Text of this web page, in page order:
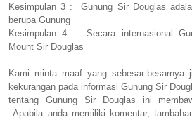
Kesimpulan 3 : Gunung Sir Douglas
berupa Gunung
Kesimpulan 4 : Secara internasional
Mount Sir Douglas
Kami minta maaf yang sebesar-besarnya
kekurangan pada informasi Gunung Sir
tentang Gunung Sir Douglas ini
Apabila anda memiliki komentar,